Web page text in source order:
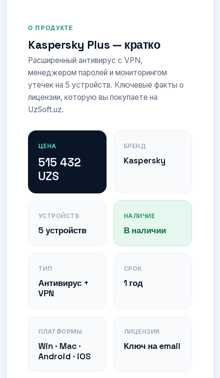
О ПРОДУКТЕ
Kaspersky Plus — кратко
Расширенный антивирус с VPN,
менеджером паролей и мониторингом
утечек на 5 устройств. Ключевые факты о
лицензии, которую вы покупаете на
UzSoft.uz.
ЦЕНА
515 432
UZS
БРЕНД
Kaspersky
УСТРОЙСТВ
5 устройств
НАЛИЧИЕ
В наличии
ТИП
Антивирус +
VPN
СРОК
1 год
ПЛАТФОРМЫ
Win · Mac ·
Android · iOS
ЛИЦЕНЗИЯ
Ключ на email